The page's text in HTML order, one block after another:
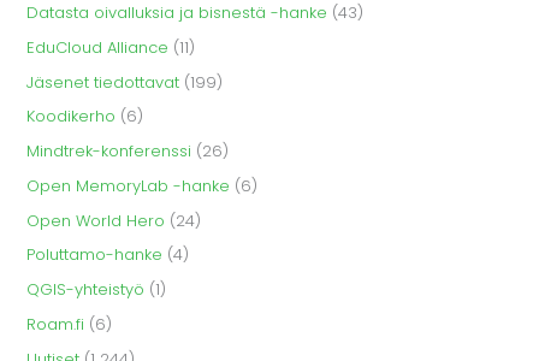
Datasta oivalluksia ja bisnestä -hanke (43)
EduCloud Alliance (11)
Jäsenet tiedottavat (199)
Koodikerho (6)
Mindtrek-konferenssi (26)
Open MemoryLab -hanke (6)
Open World Hero (24)
Poluttamo-hanke (4)
QGIS-yhteistyö (1)
Roam.fi (6)